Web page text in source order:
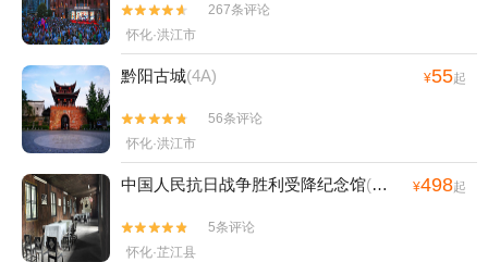


267条评论
怀化·洪江市
黔阳古城(4A) ¥55起


56条评论
怀化·洪江市
中国人民抗日战争胜利受降纪念馆(4A) ¥498起


5条评论
怀化·芷江县